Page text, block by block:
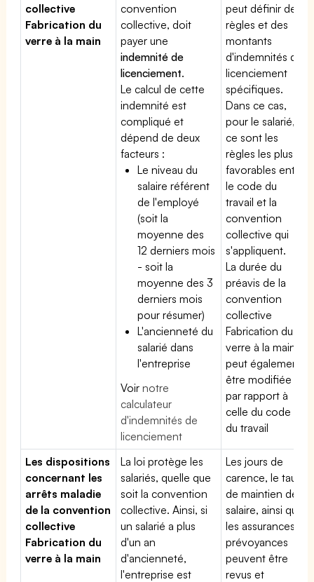
collective
Fabrication du
verre à la main
convention
collective, doit
payer une
indemnité de
licenciement.
Le calcul de cette
indemnité est
compliqué et
dépend de deux
facteurs :
Le niveau du
salaire référent
de l'employé
(soit la
moyenne des
12 derniers mois
- soit la
moyenne des 3
derniers mois
pour résumer)
L'ancienneté du
salarié dans
l'entreprise
Voirnotre
calculateur
d'indemnités de
licenciement
peut définir des
règles et des
montants
d'indemnités de
licenciement
spécifiques.
Dans ce cas,
pour le salarié,
ce sont les
règles les plus
favorables entre
le code du
travail et la
convention
collective qui
s'appliquent.
La durée du
préavis de la
convention
collective
Fabrication du
verre à la main
peut également
être modifiée
par rapport à
celle du code
du travail
Les dispositions
concernant les
arrêts maladie
de la convention
collective
Fabrication du
verre à la main
La loi protège les
salariés, quelle que
soit la convention
collective. Ainsi, si
un salarié a plus
d'un an
d'ancienneté,
l'entreprise est
Les jours de
carence, le taux
de maintien de
salaire, ainsi que
les assurances
prévoyances
peuvent être
revus et